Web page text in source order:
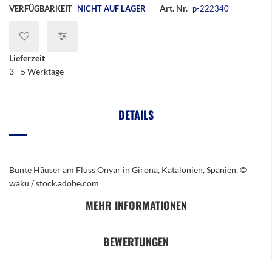
VERFÜGBARKEIT NICHT AUF LAGER Art. Nr. p-222340
Lieferzeit
3 - 5 Werktage
DETAILS
Bunte Häuser am Fluss Onyar in Girona, Katalonien, Spanien, ©
waku / stock.adobe.com
MEHR INFORMATIONEN
BEWERTUNGEN